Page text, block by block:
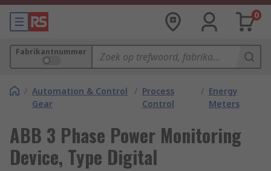
0
Fabrikantnummer
/ Automation & Control
Gear
/ Process
Control
/ Energy
Meters
ABB 3 Phase Power Monitoring
Device, Type Digital